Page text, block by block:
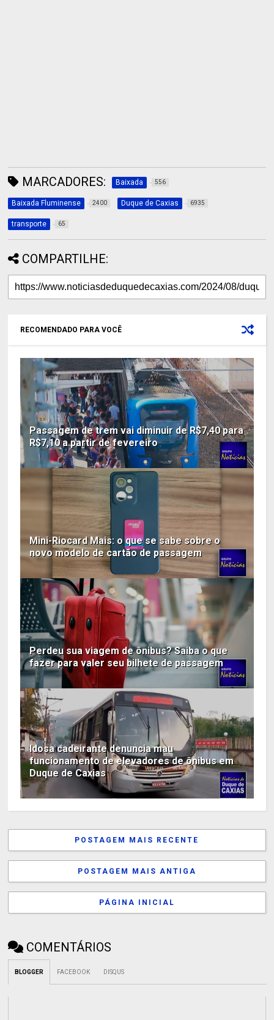
MARCADORES: Baixada 556
Baixada Fluminense 2400 Duque de Caxias 6935
transporte 65
COMPARTILHE:
RECOMENDADO PARA VOCÊ
Passagem de trem vai diminuir de R$7,40 para
R$7,10 a partir de fevereiro
Mini-Riocard Mais: o que se sabe sobre o
novo modelo de cartão de passagem
Perdeu sua viagem de ônibus? Saiba o que
fazer para valer seu bilhete de passagem
Idosa cadeirante denuncia mau
funcionamento de elevadores de ônibus em
Duque de Caxias
POSTAGEM MAIS RECENTE
POSTAGEM MAIS ANTIGA
PÁGINA INICIAL
COMENTÁRIOS
BLOGGER FACEBOOK DISQUS